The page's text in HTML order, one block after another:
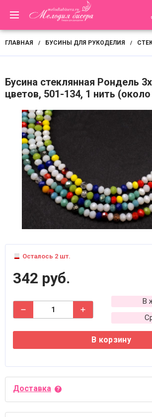
ГЛАВНАЯ / БУСИНЫ ДЛЯ РУКОДЕЛИЯ /
Бусина стеклянная Рондель
цветов, 501-134, 1 нить
Осталось 2 шт.
342 руб.
В
В корзину
Доставка